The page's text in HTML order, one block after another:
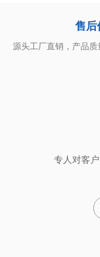
售后
源头工厂直销，产品
专人对客